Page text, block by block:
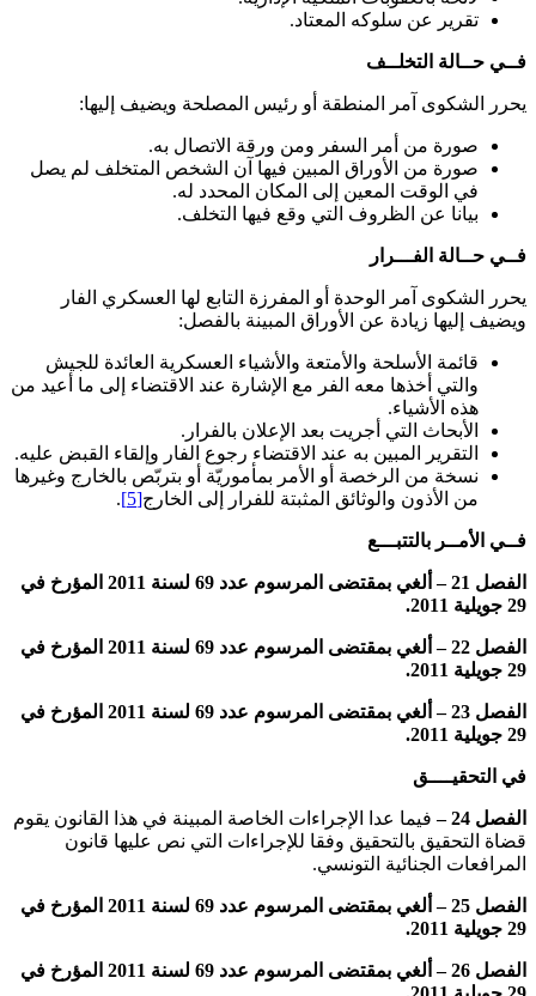
تقرير عن سلوكه المعتاد.
فــي حــالة التخلــف
يحرر الشكوى آمر المنطقة أو رئيس المصلحة ويضيف إليها:
صورة من أمر السفر ومن ورقة الاتصال به.
صورة من الأوراق المبين فيها آن الشخص المتخلف لم يصل
في الوقت المعين إلى المكان المحدد له.
بيانا عن الظروف التي وقع فيها التخلف.
فــي حــالة الفـــرار
يحرر الشكوى آمر الوحدة أو المفرزة التابع لها العسكري الفار
ويضيف إليها زيادة عن الأوراق المبينة بالفصل:
قائمة الأسلحة والأمتعة والأشياء العسكرية العائدة للجيش
والتي أخذها معه الفر مع الإشارة عند الاقتضاء إلى ما أعيد من
هذه الأشياء.
الأبحاث التي أجريت بعد الإعلان بالفرار.
التقرير المبين به عند الاقتضاء رجوع الفار وإلقاء القبض عليه.
نسخة من الرخصة أو الأمر بمأموريّة أو بتربّص بالخارج وغيرها
من الأذون والوثائق المثبتة للفرار إلى الخارج[5]
.
فــي الأمــر بالتتبـــع
الفصل 21 – ألغي
بمقتضى المرسوم عدد 69 لسنة 2011 المؤرخ في
29 جويلية 2011.
الفصل 22 – ألغي
بمقتضى المرسوم عدد 69 لسنة 2011 المؤرخ في
29 جويلية 2011.
الفصل 23 – ألغي
بمقتضى المرسوم عدد 69 لسنة 2011 المؤرخ في
29 جويلية 2011.
في التحقيــــق
الفصل 24 –
فيما عدا الإجراءات الخاصة المبينة في هذا القانون يقوم
قضاة التحقيق بالتحقيق وفقا للإجراءات التي نص عليها قانون
المرافعات الجنائية التونسي.
الفصل 25 – ألغي
بمقتضى المرسوم عدد 69 لسنة 2011 المؤرخ في
29 جويلية 2011.
الفصل 26 – ألغي
بمقتضى المرسوم عدد 69 لسنة 2011 المؤرخ في